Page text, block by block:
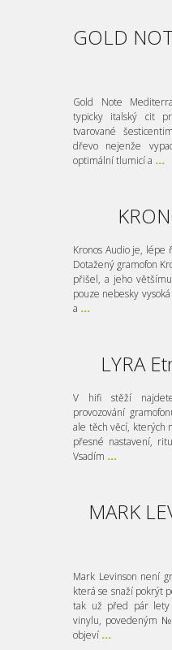
GOLD
Gold Note
typicky italský cit
tvarované
dřevo nejenže
optimální tlumicí a ...
Kronos Audio je, lépe
Dotažený gramofon
přišel, a jeho
pouze nebesky
a ...
LYRA
V hifi stěží
provozování
ale těch věcí, kterých
přesné nastavení,
Vsadím ...
MARK
Mark Levinson není
která se snaží pokrýt
tak už před pár
vinylu, povedeným №
objeví ...